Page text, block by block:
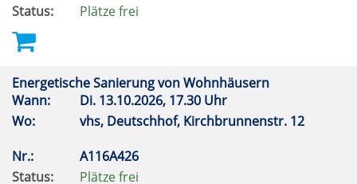
Status:
Plätze frei
Energetische Sanierung von Wohnhäusern
Wann:
Di. 13.10.2026, 17.30 Uhr
Wo:
vhs, Deutschhof, Kirchbrunnenstr. 12
Nr.:
A116A426
Status:
Plätze frei